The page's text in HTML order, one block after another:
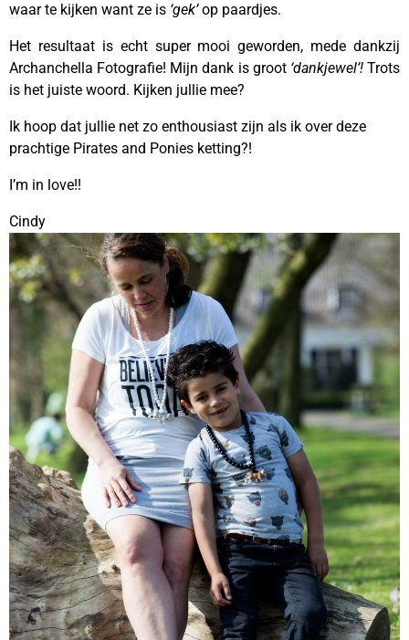
waar te kijken want ze is ‘gek’op paardjes.
Het resultaat is echt super mooi geworden, mede dankzij
Archanchella Fotografie! Mijn dank is groot ‘dankjewel’!Trots
is het juiste woord. Kijken jullie mee?
Ik hoop dat jullie net zo enthousiast zijn als ik over deze
prachtige Pirates and Ponies ketting?!
I’m in love!!
Cindy